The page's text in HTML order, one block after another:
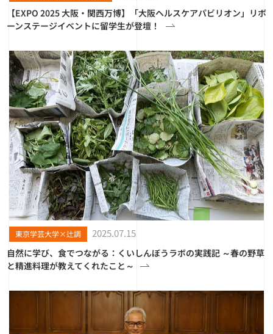
【EXPO 2025 大阪・関西万博】「大阪ヘルスケアパビリオン」リボ
ーンステージイベントに留学生が登壇！
東京学芸大学×辻調 2025.07.15
自然に学び、食でつながる：くいしんぼうラボの実践記 ～春の野草
と精進料理が教えてくれたこと～